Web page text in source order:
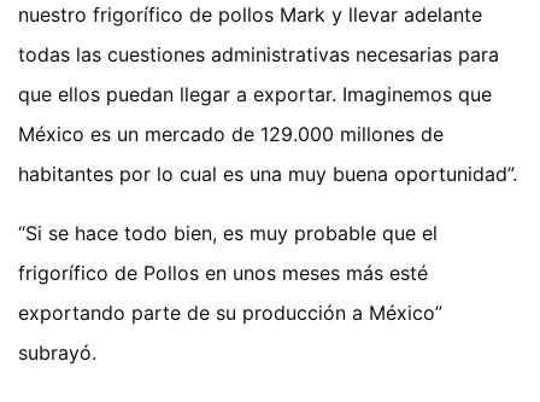
nuestro frigorífico de pollos Mark y llevar adelante
todas las cuestiones administrativas necesarias para
que ellos puedan llegar a exportar. Imaginemos que
México es un mercado de 129.000 millones de
habitantes por lo cual es una muy buena oportunidad”.
“Si se hace todo bien, es muy probable que el
frigorífico de Pollos en unos meses más esté
exportando parte de su producción a México”
subrayó.